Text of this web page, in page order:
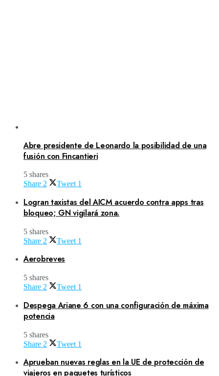
Abre presidente de Leonardo la posibilidad de una
fusión con Fincantieri
5 shares
Share 2 Tweet 1
Logran taxistas del AICM acuerdo contra apps tras
bloqueo; GN vigilará zona.
5 shares
Share 2 Tweet 1
Aerobreves
5 shares
Share 2 Tweet 1
Despega Ariane 6 con una configuración de máxima
potencia
5 shares
Share 2 Tweet 1
Aprueban nuevas reglas en la UE de protección de
viajeros en paquetes turísticos